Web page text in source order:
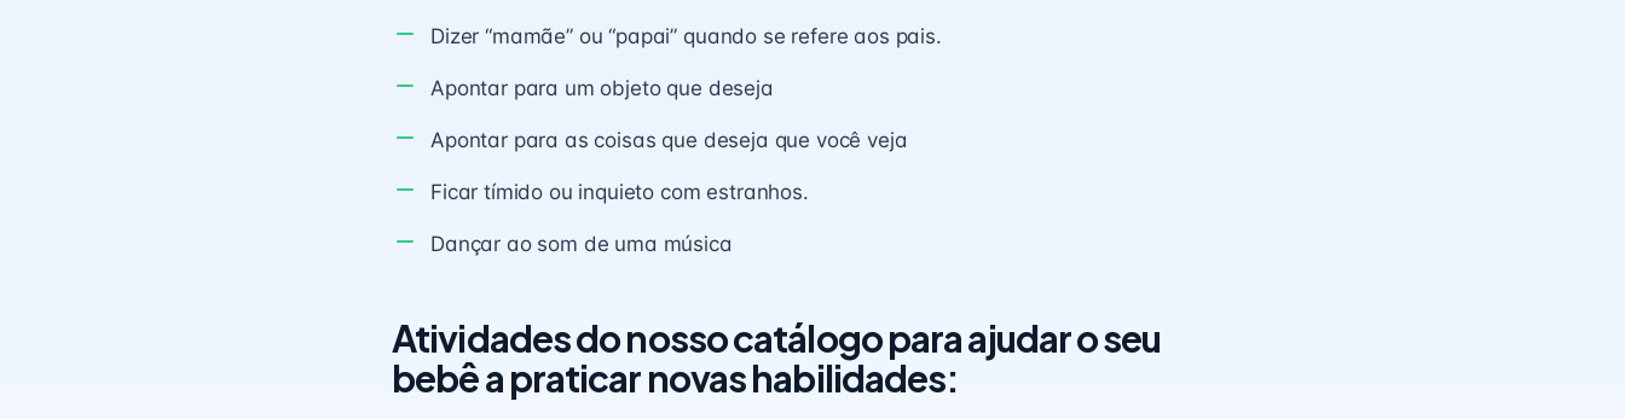
Dizer “mamãe” ou “papai” quando se refere aos pais.
Apontar para um objeto que deseja
Apontar para as coisas que deseja que você veja
Ficar tímido ou inquieto com estranhos.
Dançar ao som de uma música
Atividades do nosso catálogo para ajudar o seu
bebê a praticar novas habilidades: